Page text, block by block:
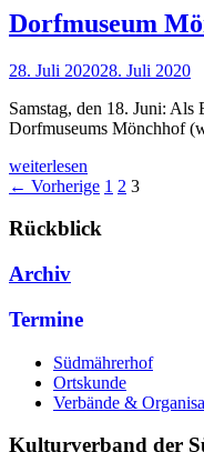
Dorfmuseum
28. Juli 202028. Juli 2020
Samstag, den 18. Juni: Als
Dorfmuseums Mönchhof
weiterlesen
← Vorherige 1 2 3
Rückblick
Archiv
Termine
Südmährerhof
Ortskunde
Verbände &
Kulturverband der